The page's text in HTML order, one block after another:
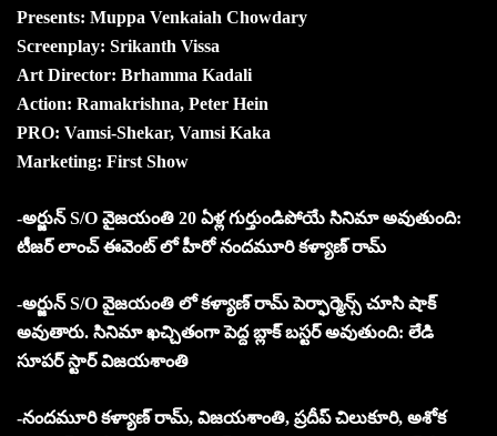
Presents: Muppa Venkaiah Chowdary
Screenplay: Srikanth Vissa
Art Director: Brhamma Kadali
Action: Ramakrishna, Peter Hein
PRO: Vamsi-Shekar, Vamsi Kaka
Marketing: First Show
-అర్జున్ S/O వైజయంతి 20 ఏళ్ల గుర్తుండిపోయే సినిమా అవుతుంది:
టీజర్ లాంచ్ ఈవెంట్ లో హీరో నందమూరి కళ్యాణ్ రామ్
-అర్జున్ S/O వైజయంతి లో కళ్యాణ్ రామ్ పెర్ఫార్మెన్స్ చూసి షాక్
అవుతారు. సినిమా ఖచ్చితంగా పెద్ద బ్లాక్ బస్టర్ అవుతుంది: లేడి
సూపర్ స్టార్ విజయశాంతి
-నందమూరి కళ్యాణ్ రామ్, విజయశాంతి, ప్రదీప్ చిలుకూరి, అశోక